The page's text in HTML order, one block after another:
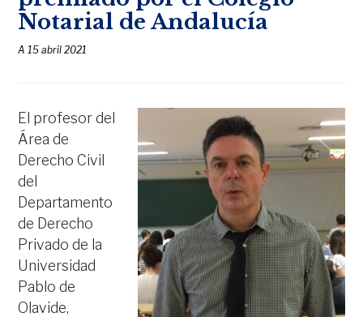
Notarial de Andalucía
A15 abril 2021
El profesor del
Área de
Derecho Civil
del
Departamento
de Derecho
Privado de la
Universidad
Pablo de
Olavide,